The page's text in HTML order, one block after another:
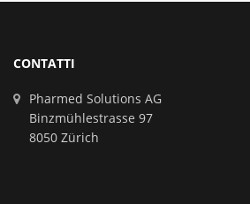
CONTATTI
Pharmed Solutions AG
Binzmühlestrasse 97
8050 Zürich